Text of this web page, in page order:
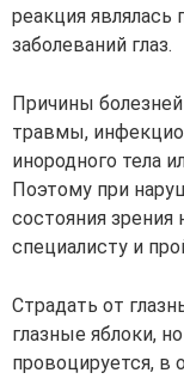
реакция
заболеваний глаз.
Причины
травмы,
инородного тела
Поэтому при
состояния зрения
специалисту и
Страдать от
глазные яблоки,
провоцируется, в